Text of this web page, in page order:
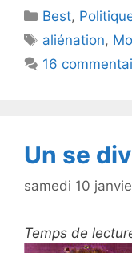
er e
b
o
Catégories
Best,
Étiquettes
aliénation,
16
Un se
samedi 10
Temps de